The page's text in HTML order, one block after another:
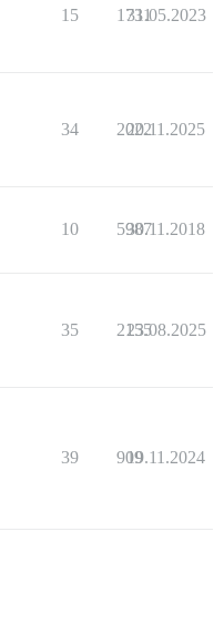
15 1731
31.05.2023
34 2022
20.11.2025
10 5987
30.11.2018
35 2155
23.08.2025
39 909
19.11.2024